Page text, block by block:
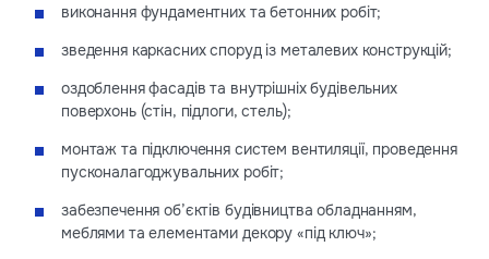
виконання фундаментних та бетонних робіт;
зведення каркасних споруд із металевих конструкцій;
оздоблення фасадів та внутрішніх будівельних
поверхонь (стін, підлоги, стель);
монтаж та підключення систем вентиляції, проведення
пусконалагоджувальних робіт;
забезпечення об’єктів будівництва обладнанням,
меблями та елементами декору «під ключ»;